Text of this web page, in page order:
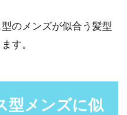
前髪がベタベタになって
対策法
が出てきて前髪がくっつき、い
に…」そんなお悩みを持っている
のメンズが似合う髪型
す。
型メンズに似